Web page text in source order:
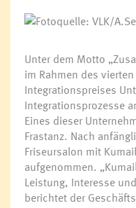
Unter dem Motto
im Rahmen des
Integrationspreises
Integrationsprozesse
Eines dieser
Frastanz. Nach
Friseursalon mit
aufgenommen.
Leistung, Interesse
berichtet der